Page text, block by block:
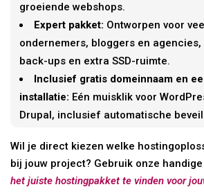
groeiende webshops.
Expert pakket: Ontworpen voor
ondernemers, bloggers en
back-ups en extra SSD-ruimte.
Inclusief gratis domeinnaam en
installatie: Eén muisklik voor
Drupal, inclusief automatische
Wil je direct kiezen welke
bij jouw project? Gebruik onze
het juiste hostingpakket te vinden voor